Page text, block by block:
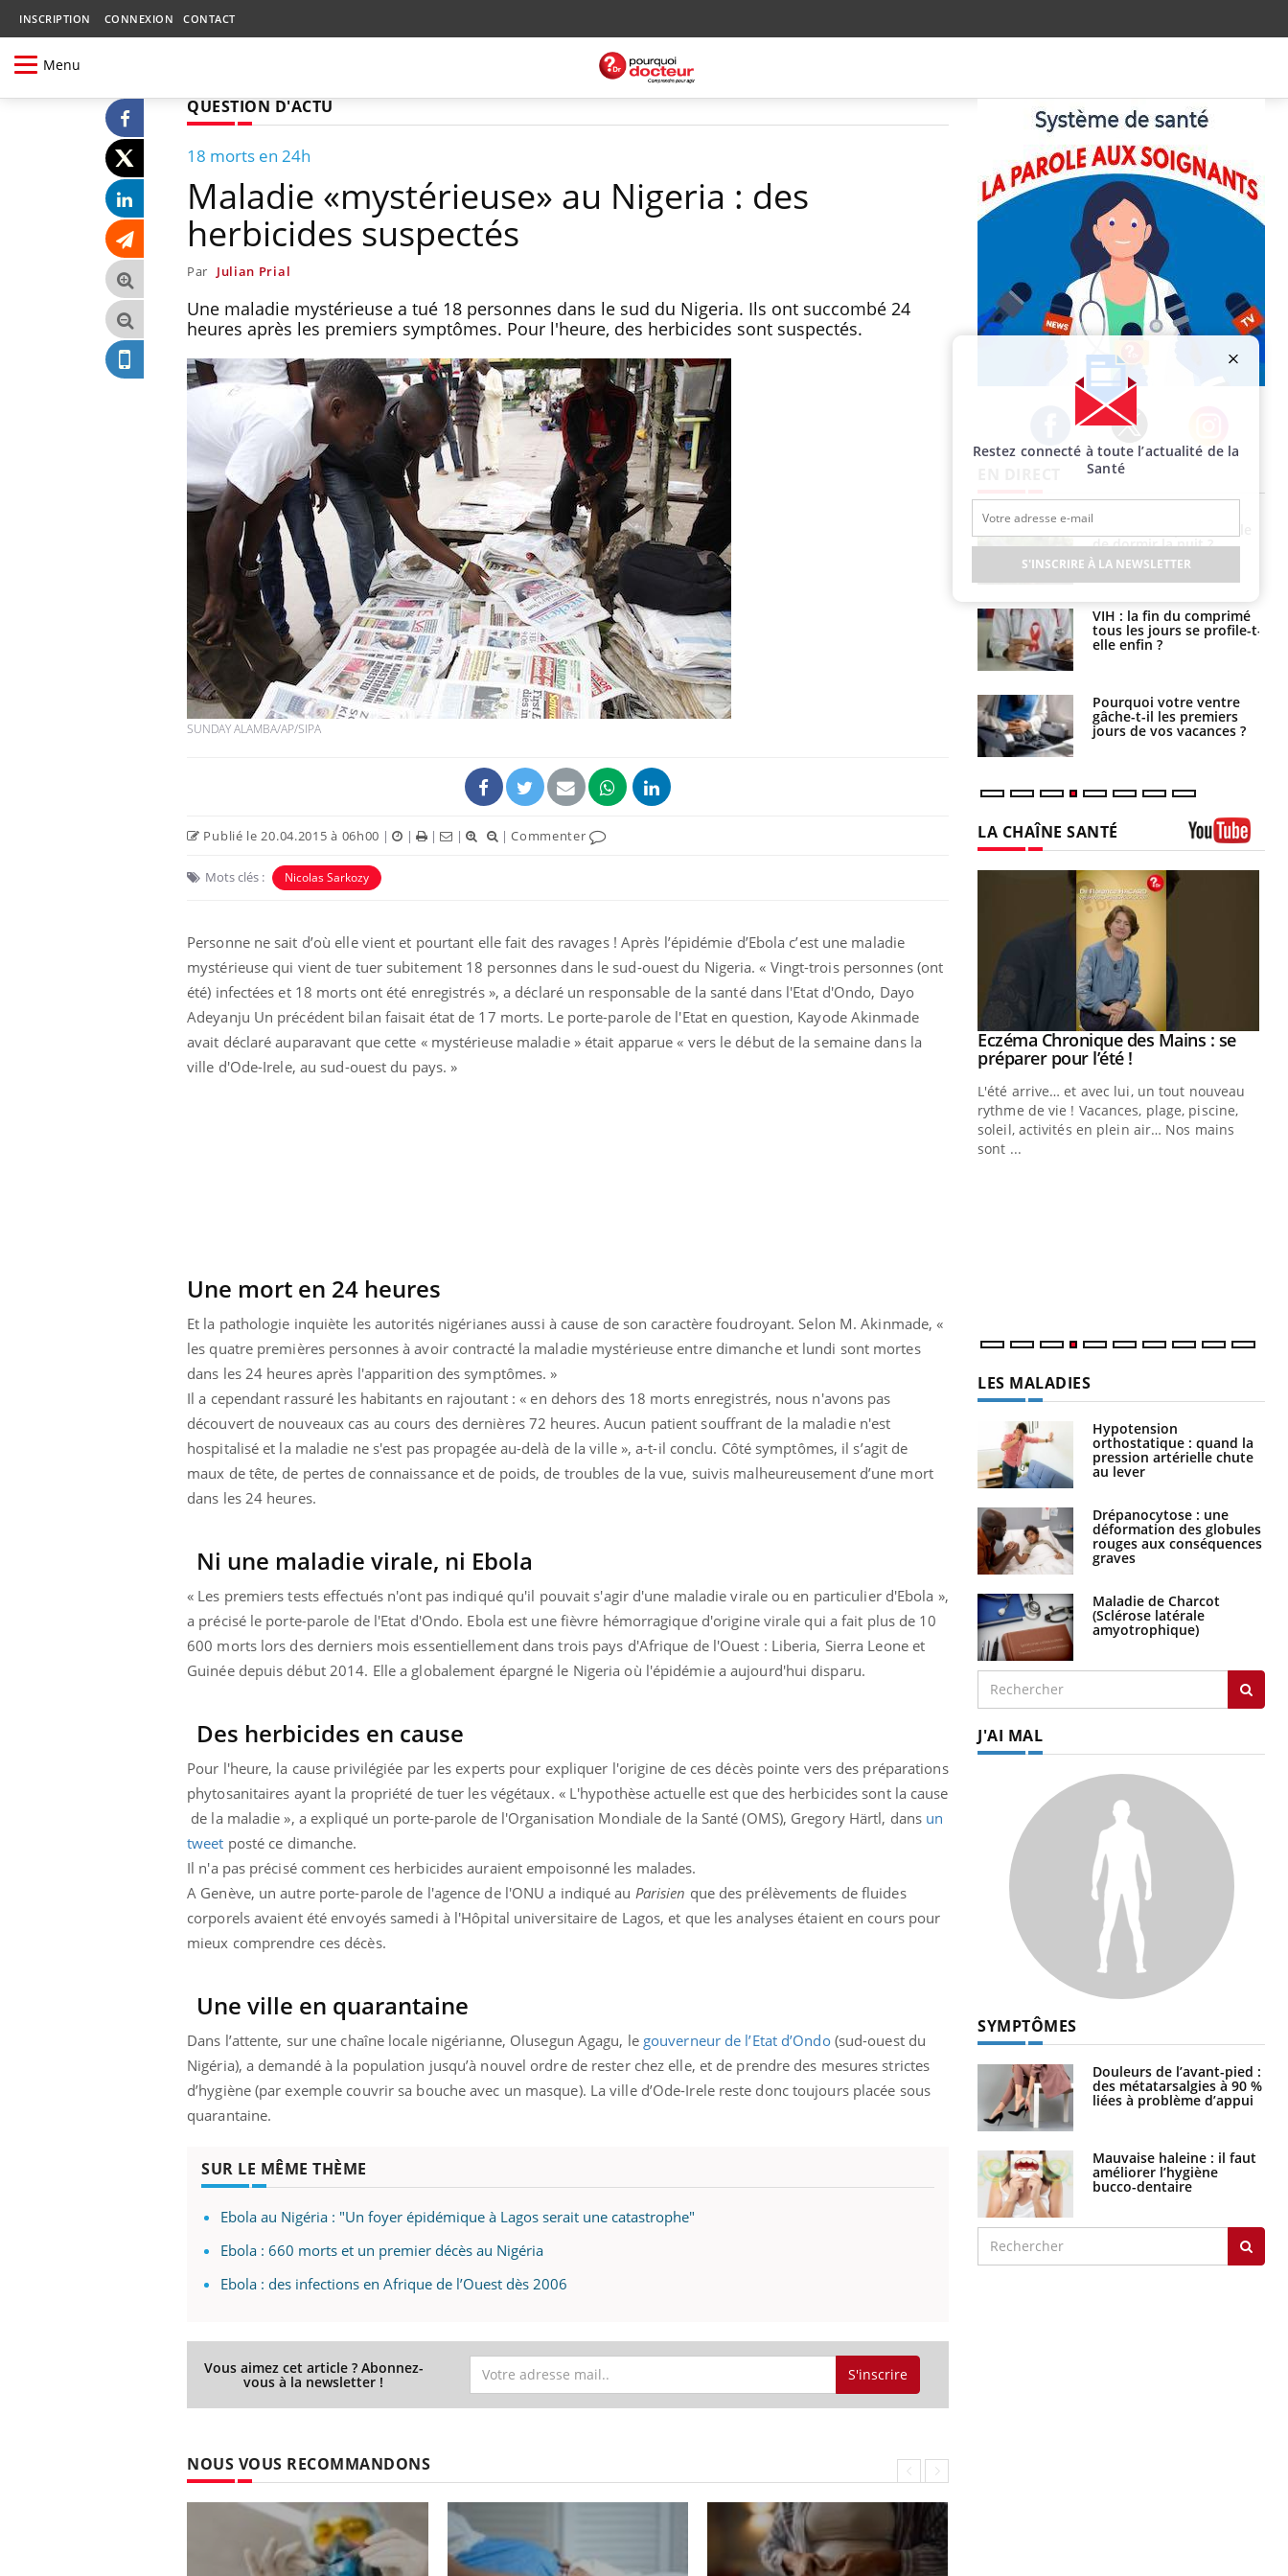
INSCRIPTION CONNEXION CONTACT
Menu
QUESTION D'ACTU
18 morts en 24h
Maladie «mystérieuse» au Nigeria : des
herbicides suspectés
Par Julian Prial
Une maladie mystérieuse a tué 18 personnes dans le sud du Nigeria. Ils ont succombé 24
heures après les premiers symptômes. Pour l'heure, des herbicides sont suspectés.
SUNDAY ALAMBA/AP/SIPA
Publié le 20.04.2015 à 06h00 | | | | |Commenter
Mots clés : Nicolas Sarkozy
Personne ne sait d’où elle vient et pourtant elle fait des ravages ! Après l’épidémie d’Ebola c’est une maladie
mystérieuse qui vient de tuer subitement 18 personnes dans le sud-ouest du Nigeria. « Vingt-trois personnes (ont
été) infectées et 18 morts ont été enregistrés », a déclaré un responsable de la santé dans l'Etat d'Ondo, Dayo
Adeyanju Un précédent bilan faisait état de 17 morts. Le porte-parole de l'Etat en question, Kayode Akinmade
avait déclaré auparavant que cette « mystérieuse maladie » était apparue « vers le début de la semaine dans la
ville d'Ode-Irele, au sud-ouest du pays. »
Une mort en 24 heures
Et la pathologie inquiète les autorités nigérianes aussi à cause de son caractère foudroyant. Selon M. Akinmade, «
les quatre premières personnes à avoir contracté la maladie mystérieuse entre dimanche et lundi sont mortes
dans les 24 heures après l'apparition des symptômes. »
Il a cependant rassuré les habitants en rajoutant : « en dehors des 18 morts enregistrés, nous n'avons pas
découvert de nouveaux cas au cours des dernières 72 heures. Aucun patient souffrant de la maladie n'est
hospitalisé et la maladie ne s'est pas propagée au-delà de la ville », a-t-il conclu. Côté symptômes, il s’agit de
maux de tête, de pertes de connaissance et de poids, de troubles de la vue, suivis malheureusement d’une mort
dans les 24 heures.
Ni une maladie virale, ni Ebola
« Les premiers tests effectués n'ont pas indiqué qu'il pouvait s'agir d'une maladie virale ou en particulier d'Ebola »,
a précisé le porte-parole de l'Etat d'Ondo. Ebola est une fièvre hémorragique d'origine virale qui a fait plus de 10
600 morts lors des derniers mois essentiellement dans trois pays d'Afrique de l'Ouest : Liberia, Sierra Leone et
Guinée depuis début 2014. Elle a globalement épargné le Nigeria où l'épidémie a aujourd'hui disparu.
Des herbicides en cause
Pour l'heure, la cause privilégiée par les experts pour expliquer l'origine de ces décès pointe vers des préparations
phytosanitaires ayant la propriété de tuer les végétaux. « L'hypothèse actuelle est que des herbicides sont la cause
de la maladie », a expliqué un porte-parole de l'Organisation Mondiale de la Santé (OMS), Gregory Härtl, dans un
tweet posté ce dimanche.
Il n'a pas précisé comment ces herbicides auraient empoisonné les malades.
A Genève, un autre porte-parole de l'agence de l'ONU a indiqué au Parisien que des prélèvements de fluides
corporels avaient été envoyés samedi à l'Hôpital universitaire de Lagos, et que les analyses étaient en cours pour
mieux comprendre ces décès.
Une ville en quarantaine
Dans l’attente, sur une chaîne locale nigérianne, Olusegun Agagu, le gouverneur de l’Etat d’Ondo(sud-ouest du
Nigéria), a demandé à la population jusqu’à nouvel ordre de rester chez elle, et de prendre des mesures strictes
d’hygiène (par exemple couvrir sa bouche avec un masque). La ville d’Ode-Irele reste donc toujours placée sous
quarantaine.
SUR LE MÊME THÈME
Ebola au Nigéria : "Un foyer épidémique à Lagos serait une catastrophe"
Ebola : 660 morts et un premier décès au Nigéria
Ebola : des infections en Afrique de l’Ouest dès 2006
Vous aimez cet article ? Abonnez-
vous à la newsletter ! S'inscrire
NOUS VOUS RECOMMANDONS
Facebook Twitter Instagram
Hantavirus : un cas
détecté chez un touriste
en France
Mortalité infantile : un
rapport s’interroge sur
son taux élevé en France
Grossesse à risque : ce jus
naturel attire l'attention
des chercheurs
Comment oublier les
écrans en vacances ?
Toujours connectés :
comment le travail
empiète de plus en plus
sur nos soirées
Cancer colorectal : une
stratégie simple aurait
de dormir la nuit ?
VIH : la fin du comprimé
tous les jours se profile-t-
elle enfin ?
Pourquoi votre ventre
gâche-t-il les premiers
jours de vos vacances ?
LA CHAÎNE SANTÉ
Eczéma Chronique des Mains :
expliquer ma maladie Youtube
Youtube
Carence en fer : comprendre pour
prévenir
Youtube
Insuline & Charge mentale : et si on Youtube
Eczéma Chronique des Mains : se
préparer pour l’été !Youtube
L'été arrive… et avec lui, un tout nouveau
rythme de vie ! Vacances, plage, piscine,
soleil, activités en plein air… Nos mains
sont ...
LES MALADIES
Hypotension
orthostatique : quand la
pression artérielle chute
au lever
Drépanocytose : une
déformation des globules
rouges aux conséquences
graves
Maladie de Charcot
(Sclérose latérale
amyotrophique)
J'AI MAL
SYMPTÔMES
Douleurs de l’avant-pied :
des métatarsalgies à 90 %
liées à problème d’appui
Mauvaise haleine : il faut
améliorer l’hygiène
bucco-dentaire
Restez connecté à toute l’actualité de la
Santé
S'INSCRIRE À LA NEWSLETTER